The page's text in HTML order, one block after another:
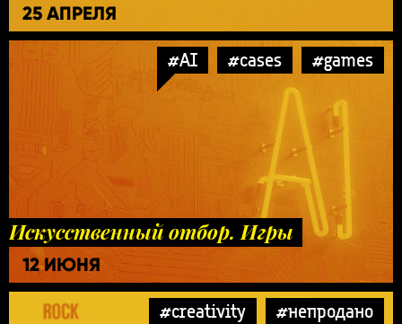
25 АПРЕЛЯ
#AI #cases #games
Искусственный отбор. Игры
12 ИЮНЯ
#creativity
#непродано